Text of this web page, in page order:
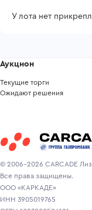
У лота нет
© 2006-2026 CARCADE
Все права защищены.
ООО «КАРКАДЕ»
ИНН 3905019765
Аукцион
Текущие торги
Ожидают решения